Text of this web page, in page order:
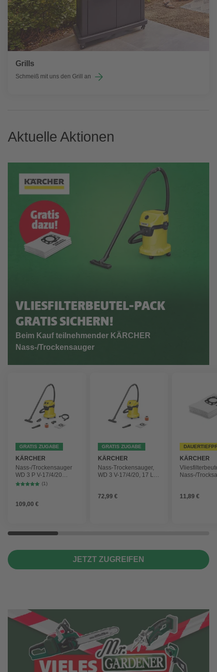
Grills
Schmeiß mit uns den Grill an
Aktuelle Aktionen
VLIESFILTERBEUTEL-PACK
GRATIS SICHERN!
Beim Kauf teilnehmender KÄRCHER
Nass-/Trockensauger
GRATIS ZUGABE
KÄRCHER
Nass-/Trockensauger
WD 3 P V-17/4/20
Workshop mit
(1)
109,00 €
GRATIS ZUGABE
KÄRCHER
Nass-Trockensauger,
WD 3 V-17/4/20, 17 L,
72,99 €
KÄRCHER
Nass-/
4 Stück
11,89 €
JETZT ZUGREIFEN